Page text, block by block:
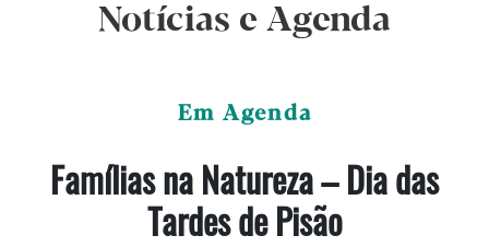
Notícias e Agenda
Em Agenda
Famílias na Natureza – Dia das
Tardes de Pisão